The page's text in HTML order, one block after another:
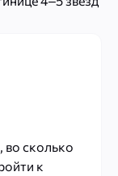
во сколько
к